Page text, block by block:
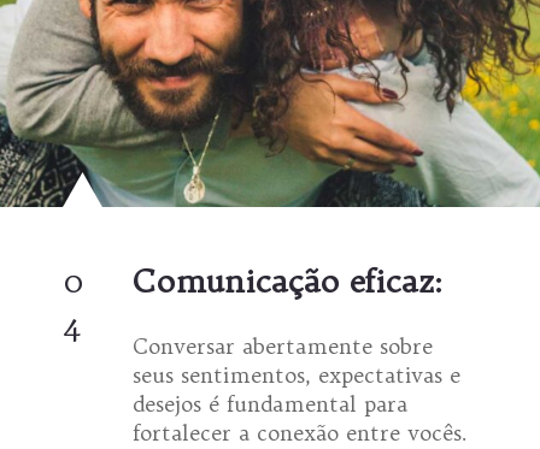
Comunicação eficaz:
0
4
Conversar abertamente sobre
seus sentimentos, expectativas e
desejos é fundamental para
fortalecer a conexão entre vocês.